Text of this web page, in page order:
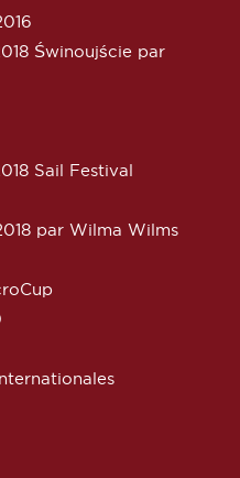
Świnoujście par
Sail Festival
par Wilma Wilms